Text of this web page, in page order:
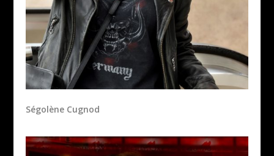
Ségolène Cugnod